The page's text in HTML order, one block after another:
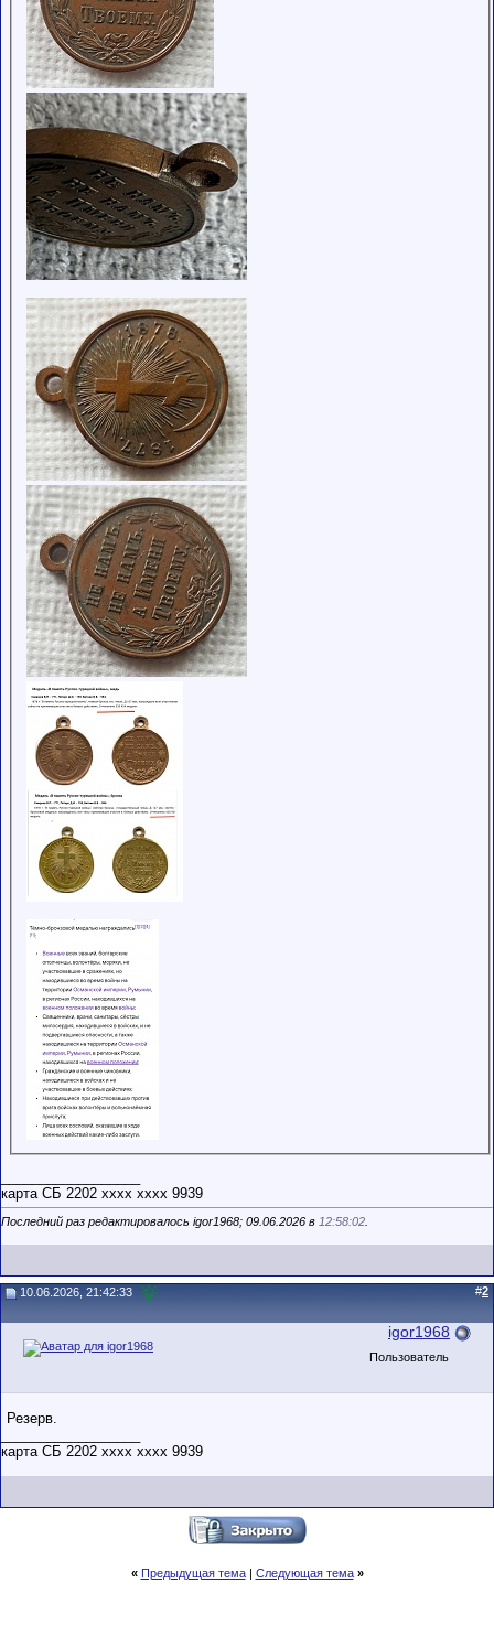
карта СБ 2202 хххх хххх 9939
Последний раз редактировалось igor1968; 09.06.2026 в 12:58:02
10.06.2026, 21:42:33 #2
igor1968
Пользователь
Резерв.
карта СБ 2202 хххх хххх 9939
« Предыдущая тема| Следующая тема »